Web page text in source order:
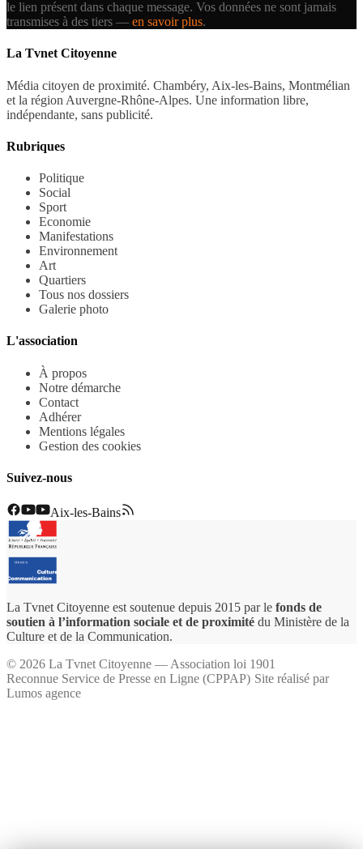
le lien présent dans chaque message. Vos données ne sont jamais
transmises à des tiers — en savoir plus.
La Tvnet Citoyenne
Média citoyen de proximité. Chambéry, Aix-les-Bains, Montmélian
et la région Auvergne-Rhône-Alpes. Une information libre,
indépendante, sans publicité.
Rubriques
Politique
Social
Sport
Economie
Manifestations
Environnement
Art
Quartiers
Tous nos dossiers
Galerie photo
L'association
À propos
Notre démarche
Contact
Adhérer
Mentions légales
Gestion des cookies
Suivez-nous
Aix-les-Bains
La Tvnet Citoyenne est soutenue depuis 2015 par le fonds de
soutien à l’information sociale et de proximité du Ministère de la
Culture et de la Communication.
© 2026 La Tvnet Citoyenne — Association loi 1901
Reconnue Service de Presse en Ligne (CPPAP)·Site réalisé par
Lumos agence